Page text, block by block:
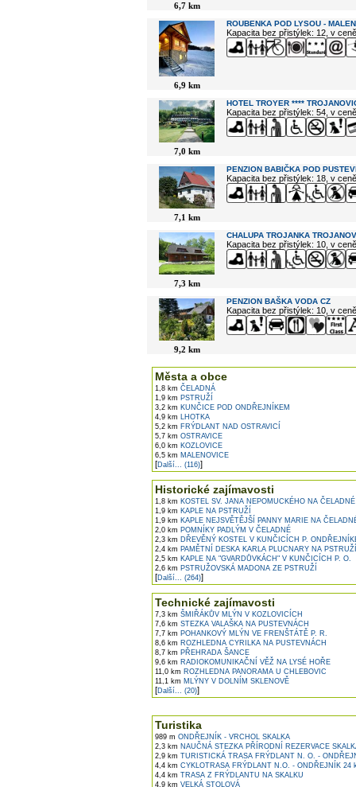
6,7 km
6,9 km
ROUBENKA POD LYSOU -
Kapacita bez přistýlek: 12, v
7,0 km
HOTEL TROYER ****
Kapacita bez přistýlek: 54, v
7,1 km
PENZION BABIČKA POD
Kapacita bez přistýlek: 18, v
7,3 km
CHALUPA TROJANKA
Kapacita bez přistýlek: 10, v
9,2 km
PENZION BAŠKA VODA CZ
Kapacita bez přistýlek: 10, v
Města a obce
1,8 km ČELADNÁ
1,9 km PSTRUŽÍ
3,2 km KUNČICE POD ONDŘEJNÍKEM
4,9 km LHOTKA
5,2 km FRÝDLANT NAD OSTRAVICÍ
5,7 km OSTRAVICE
6,0 km KOZLOVICE
6,5 km MALENOVICE
[Další... (116)]
Historické zajímavosti
1,8 km KOSTEL SV. JANA NEPOMUCKÉHO NA ČELADNÉ
1,9 km KAPLE NA PSTRUŽÍ
1,9 km KAPLE NEJSVĚTĚJŠÍ PANNY MARIE NA
2,0 km POMNÍKY PADLÝM V ČELADNÉ
2,3 km DŘEVĚNÝ KOSTEL V KUNČICÍCH P.
2,4 km PAMĚTNÍ DESKA KARLA PLUCNARY NA PSTRUŽÍ
2,5 km KAPLE NA "GVARDŮVKÁCH" V KUNČICÍCH P. O.
2,6 km PSTRUŽOVSKÁ MADONA ZE PSTRUŽÍ
[Další... (264)]
Technické zajímavosti
7,3 km ŠMIŘÁKŮV MLÝN V KOZLOVICÍCH
7,6 km STEZKA VALAŠKA NA PUSTEVNÁCH
7,7 km POHANKOVÝ MLÝN VE FRENŠTÁTĚ P. R.
8,6 km ROZHLEDNA CYRILKA NA PUSTEVNÁCH
8,7 km PŘEHRADA ŠANCE
9,6 km RADIOKOMUNIKAČNÍ VĚŽ NA LYSÉ HOŘE
11,0 km ROZHLEDNA PANORAMA U CHLEBOVIC
11,1 km MLÝNY V DOLNÍM SKLENOVĚ
[Další... (20)]
Turistika
989 m ONDŘEJNÍK - VRCHOL SKALKA
2,3 km NAUČNÁ STEZKA PŘÍRODNÍ REZERVACE
2,9 km TURISTICKÁ TRASA FRÝDLANT N. O. -
4,4 km CYKLOTRASA FRÝDLANT N.O. - ONDŘEJNÍK 24
4,4 km TRASA Z FRÝDLANTU NA SKALKU
4,9 km VELKÁ STOLOVÁ